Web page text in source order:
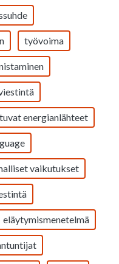
työvoima
energianlähteet
vaikutukset
eläytymismenetelmä